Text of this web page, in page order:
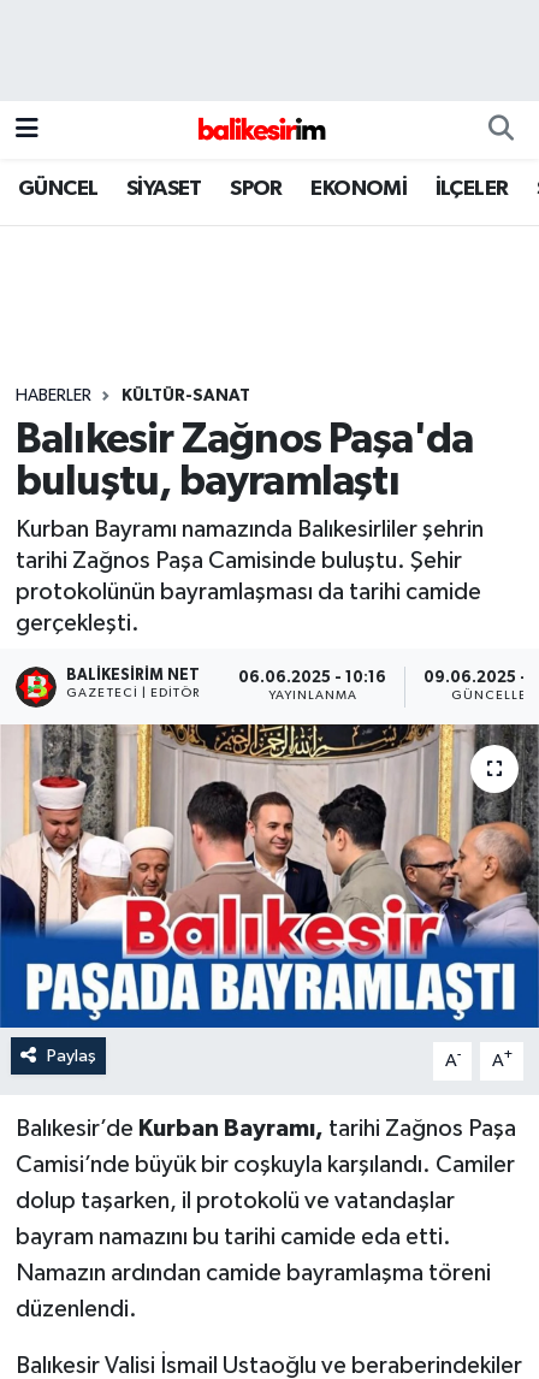
GÜNCEL SİYASET SPOR EKONOMİ İLÇELER
HABERLER KÜLTÜR-SANAT
Balıkesir Zağnos Paşa'da
buluştu, bayramlaştı
Kurban Bayramı namazında Balıkesirliler şehrin
tarihi Zağnos Paşa Camisinde buluştu. Şehir
protokolünün bayramlaşması da tarihi camide
gerçekleşti.
BALIKESIRIM NET
GAZETECI | EDITÖR
06.06.2025 - 10:16
YAYINLANMA
09.06.2025 -
Paylaş A- A+
Balıkesir’de Kurban Bayramı, tarihi Zağnos Paşa
Camisi’nde büyük bir coşkuyla karşılandı. Camiler
dolup taşarken, il protokolü ve vatandaşlar
bayram namazını bu tarihi camide eda etti.
Namazın ardından camide bayramlaşma töreni
düzenlendi.
Balıkesir Valisi İsmail Ustaoğlu ve beraberindekiler